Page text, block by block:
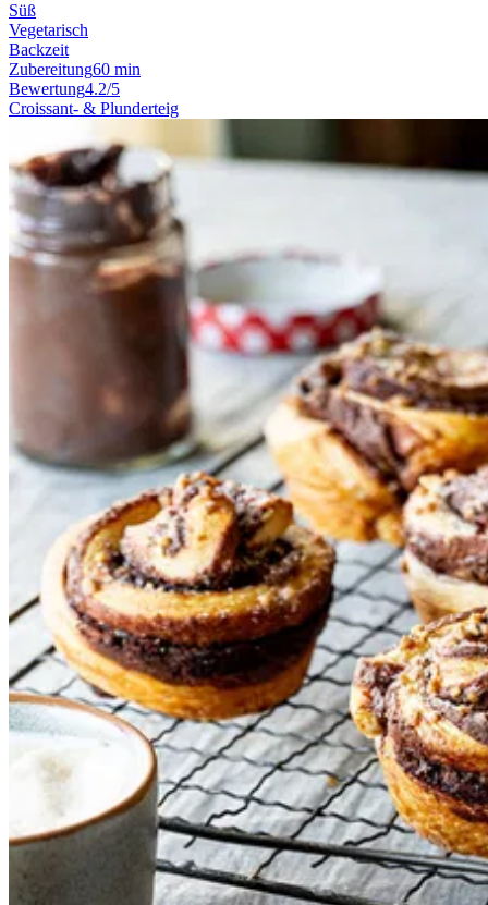
Süß
Vegetarisch
Backzeit
Zubereitung60 min
Bewertung4.2/5
Croissant- & Plunderteig